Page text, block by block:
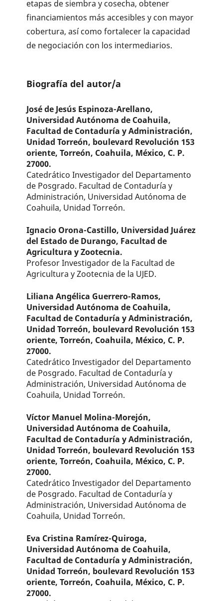
etapas de siembra y cosecha, obtener
financiamientos más accesibles y con mayor
cobertura, así como fortalecer la capacidad
de negociación con los intermediarios.
Biografía del autor/a
José de Jesús Espinoza-Arellano,
Universidad Autónoma de Coahuila,
Facultad de Contaduría y Administración,
Unidad Torreón, boulevard Revolución 153
oriente, Torreón, Coahuila, México, C. P.
27000.
Catedrático Investigador del Departamento
de Posgrado. Facultad de Contaduría y
Administración, Universidad Autónoma de
Coahuila, Unidad Torreón.
Ignacio Orona-Castillo, Universidad Juárez
del Estado de Durango, Facultad de
Agricultura y Zootecnia.
Profesor Investigador de la Facultad de
Agricultura y Zootecnia de la UJED.
Liliana Angélica Guerrero-Ramos,
Universidad Autónoma de Coahuila,
Facultad de Contaduría y Administración,
Unidad Torreón, boulevard Revolución 153
oriente, Torreón, Coahuila, México, C. P.
27000.
Catedrático Investigador del Departamento
de Posgrado. Facultad de Contaduría y
Administración, Universidad Autónoma de
Coahuila, Unidad Torreón.
Víctor Manuel Molina-Morejón,
Universidad Autónoma de Coahuila,
Facultad de Contaduría y Administración,
Unidad Torreón, boulevard Revolución 153
oriente, Torreón, Coahuila, México, C. P.
27000.
Catedrático Investigador del Departamento
de Posgrado. Facultad de Contaduría y
Administración, Universidad Autónoma de
Coahuila, Unidad Torreón.
Eva Cristina Ramírez-Quiroga,
Universidad Autónoma de Coahuila,
Facultad de Contaduría y Administración,
Unidad Torreón, boulevard Revolución 153
oriente, Torreón, Coahuila, México, C. P.
27000.